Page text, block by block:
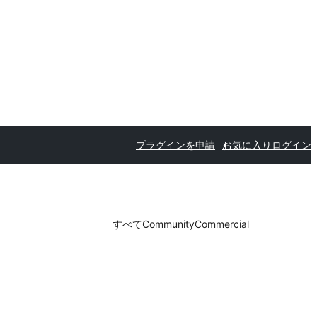
プラグインを申請 お気に入り ログイン
すべてCommunityCommercial